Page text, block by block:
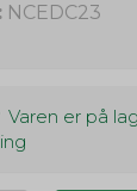
NCEDC23
Varen er på